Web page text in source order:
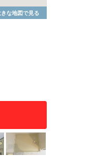
な地図で見る